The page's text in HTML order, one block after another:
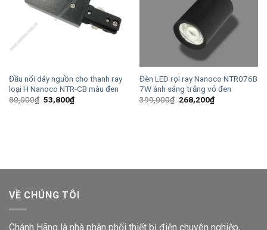
Đầu nối dây nguồn cho thanh ray
loại H Nanoco NTR-CB màu đen
80,000₫ Giá
gốc
53,800₫Giá
hiện
Đèn LED rọi ray Nanoco NTR076B
7W ánh sáng trắng vỏ đen
399,000₫ Giá
268,200₫Giá
hiện
VỀ CHÚNG TÔI
Chánh Hãng là nhà phân phối thiết bị điện chuyên nghiệp,